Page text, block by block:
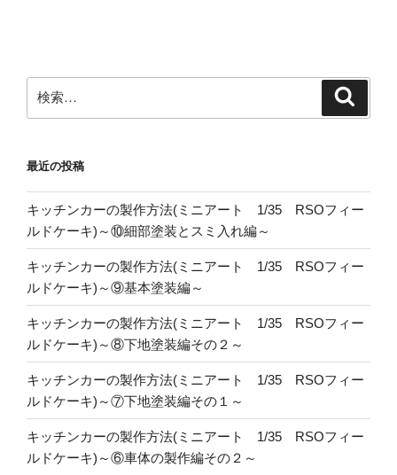
ョ
索:
最近の投稿
キッチンカーの製作方法(ミニアート 1/35 RSOフィー
ルドケーキ)～⑩細部塗装とスミ入れ編～
キッチンカーの製作方法(ミニアート 1/35 RSOフィー
ルドケーキ)～⑨基本塗装編～
キッチンカーの製作方法(ミニアート 1/35 RSOフィー
ルドケーキ)～⑧下地塗装編その２～
キッチンカーの製作方法(ミニアート 1/35 RSOフィー
ルドケーキ)～⑦下地塗装編その１～
キッチンカーの製作方法(ミニアート 1/35 RSOフィー
ルドケーキ)～⑥車体の製作編その２～